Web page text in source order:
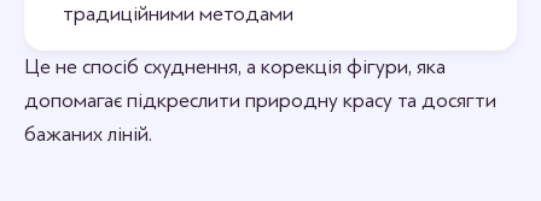
традиційними методами
Це не спосіб схуднення, а корекція фігури, яка
допомагає підкреслити природну красу та досягти
бажаних ліній.